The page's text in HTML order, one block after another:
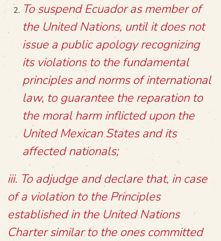
To suspend Ecuador as member of
the United Nations, until it does not
issue a public apology recognizing
its violations to the fundamental
principles and norms of international
law, to guarantee the reparation to
the moral harm inflicted upon the
United Mexican States and its
affected nationals;
iii. To adjudge and declare that, in case
of a violation to the Principles
established in the United Nations
Charter similar to the ones committed